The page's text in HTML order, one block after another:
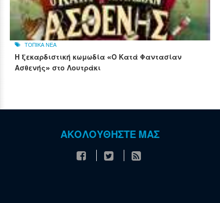
ΤΟΠΙΚΑ ΝΕΑ
Η ξεκαρδιστική κωμωδία «Ο Κατά Φαντασίαν
Ασθενής» στο Λουτράκι
ΑΚΟΛΟΥΘΗΣΤΕ ΜΑΣ